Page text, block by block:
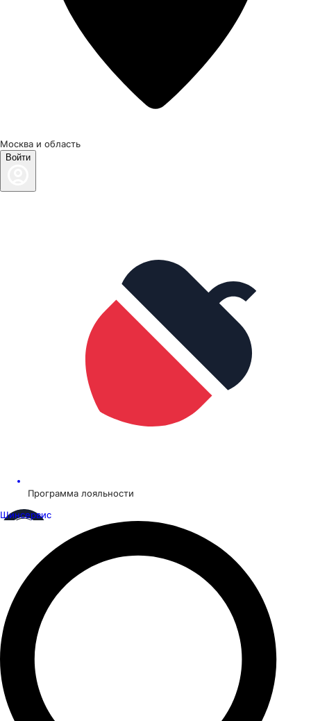
Москва и область
Войти
Программа лояльности
Шинсервис